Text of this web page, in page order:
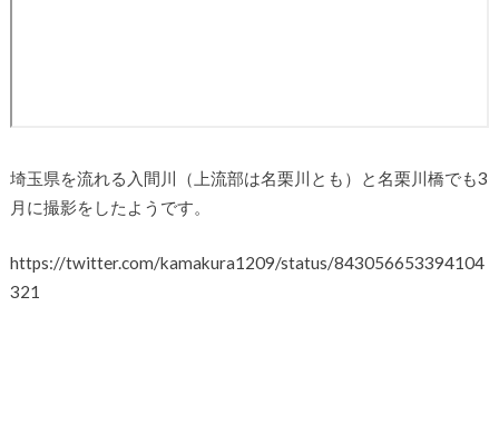
埼玉県を流れる入間川（上流部は名栗川とも）と名栗川橋でも3
月に撮影をしたようです。
https://twitter.com/kamakura1209/status/843056653394104
321